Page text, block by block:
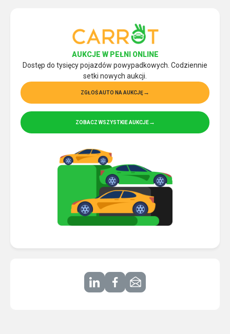
AUKCJE W PEŁNI ONLINE
Dostęp do tysięcy pojazdów powypadkowych. Codziennie
setki nowych aukcji.
ZGŁOŚ AUTO NA AUKCJĘ
ZOBACZ WSZYSTKIE AUKCJE